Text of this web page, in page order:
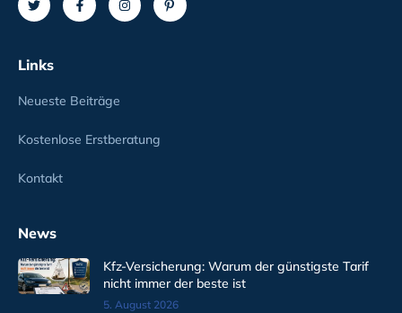
Links
Neueste Beiträge
Kostenlose Erstberatung
Kontakt
News
Kfz-Versicherung: Warum der günstigste Tarif
nicht immer der beste ist
5. August 2026